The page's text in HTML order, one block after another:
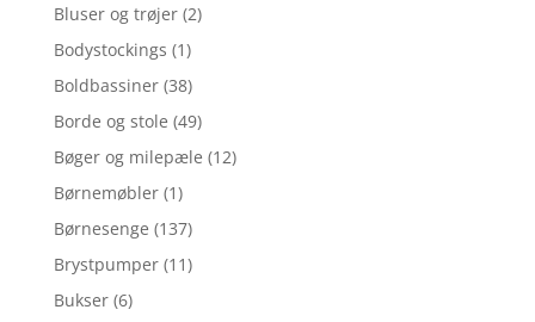
Bluser og trøjer (2)
Bodystockings (1)
Boldbassiner (38)
Borde og stole (49)
Bøger og milepæle (12)
Børnemøbler (1)
Børnesenge (137)
Brystpumper (11)
Bukser (6)